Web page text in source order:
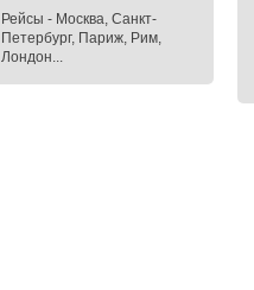
Рейсы - Москва, Санкт-
Петербург, Париж, Рим,
Лондон...